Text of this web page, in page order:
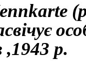
,1943 р.